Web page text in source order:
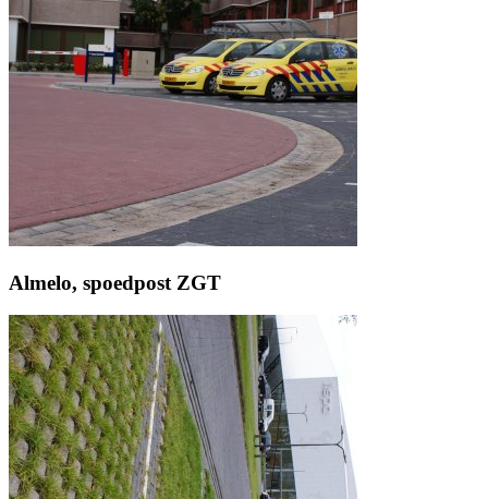
Almelo, spoedpost ZGT